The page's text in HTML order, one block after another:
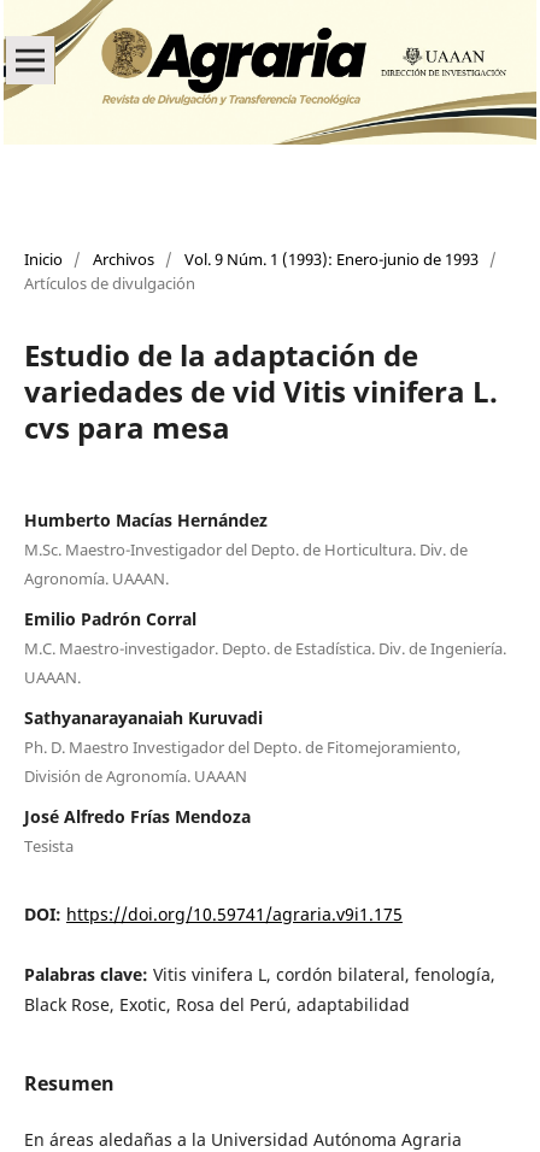
Inicio / Archivos / Vol. 9 Núm. 1 (1993): Enero-junio de 1993 /
Artículos de divulgación
Estudio de la adaptación de
variedades de vid Vitis vinifera L.
cvs para mesa
Humberto Macías Hernández
M.Sc. Maestro-Investigador del Depto. de Horticultura. Div. de
Agronomía. UAAAN.
Emilio Padrón Corral
M.C. Maestro-investigador. Depto. de Estadística. Div. de Ingeniería.
UAAAN.
Sathyanarayanaiah Kuruvadi
Ph. D. Maestro Investigador del Depto. de Fitomejoramiento,
División de Agronomía. UAAAN
José Alfredo Frías Mendoza
Tesista
DOI: https://doi.org/10.59741/agraria.v9i1.175
Palabras clave: Vitis vinifera L, cordón bilateral, fenología,
Black Rose, Exotic, Rosa del Perú, adaptabilidad
Resumen
En áreas aledañas a la Universidad Autónoma Agraria